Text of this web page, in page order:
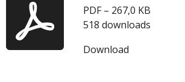
PDF – 267,0 KB
518 downloads
Download